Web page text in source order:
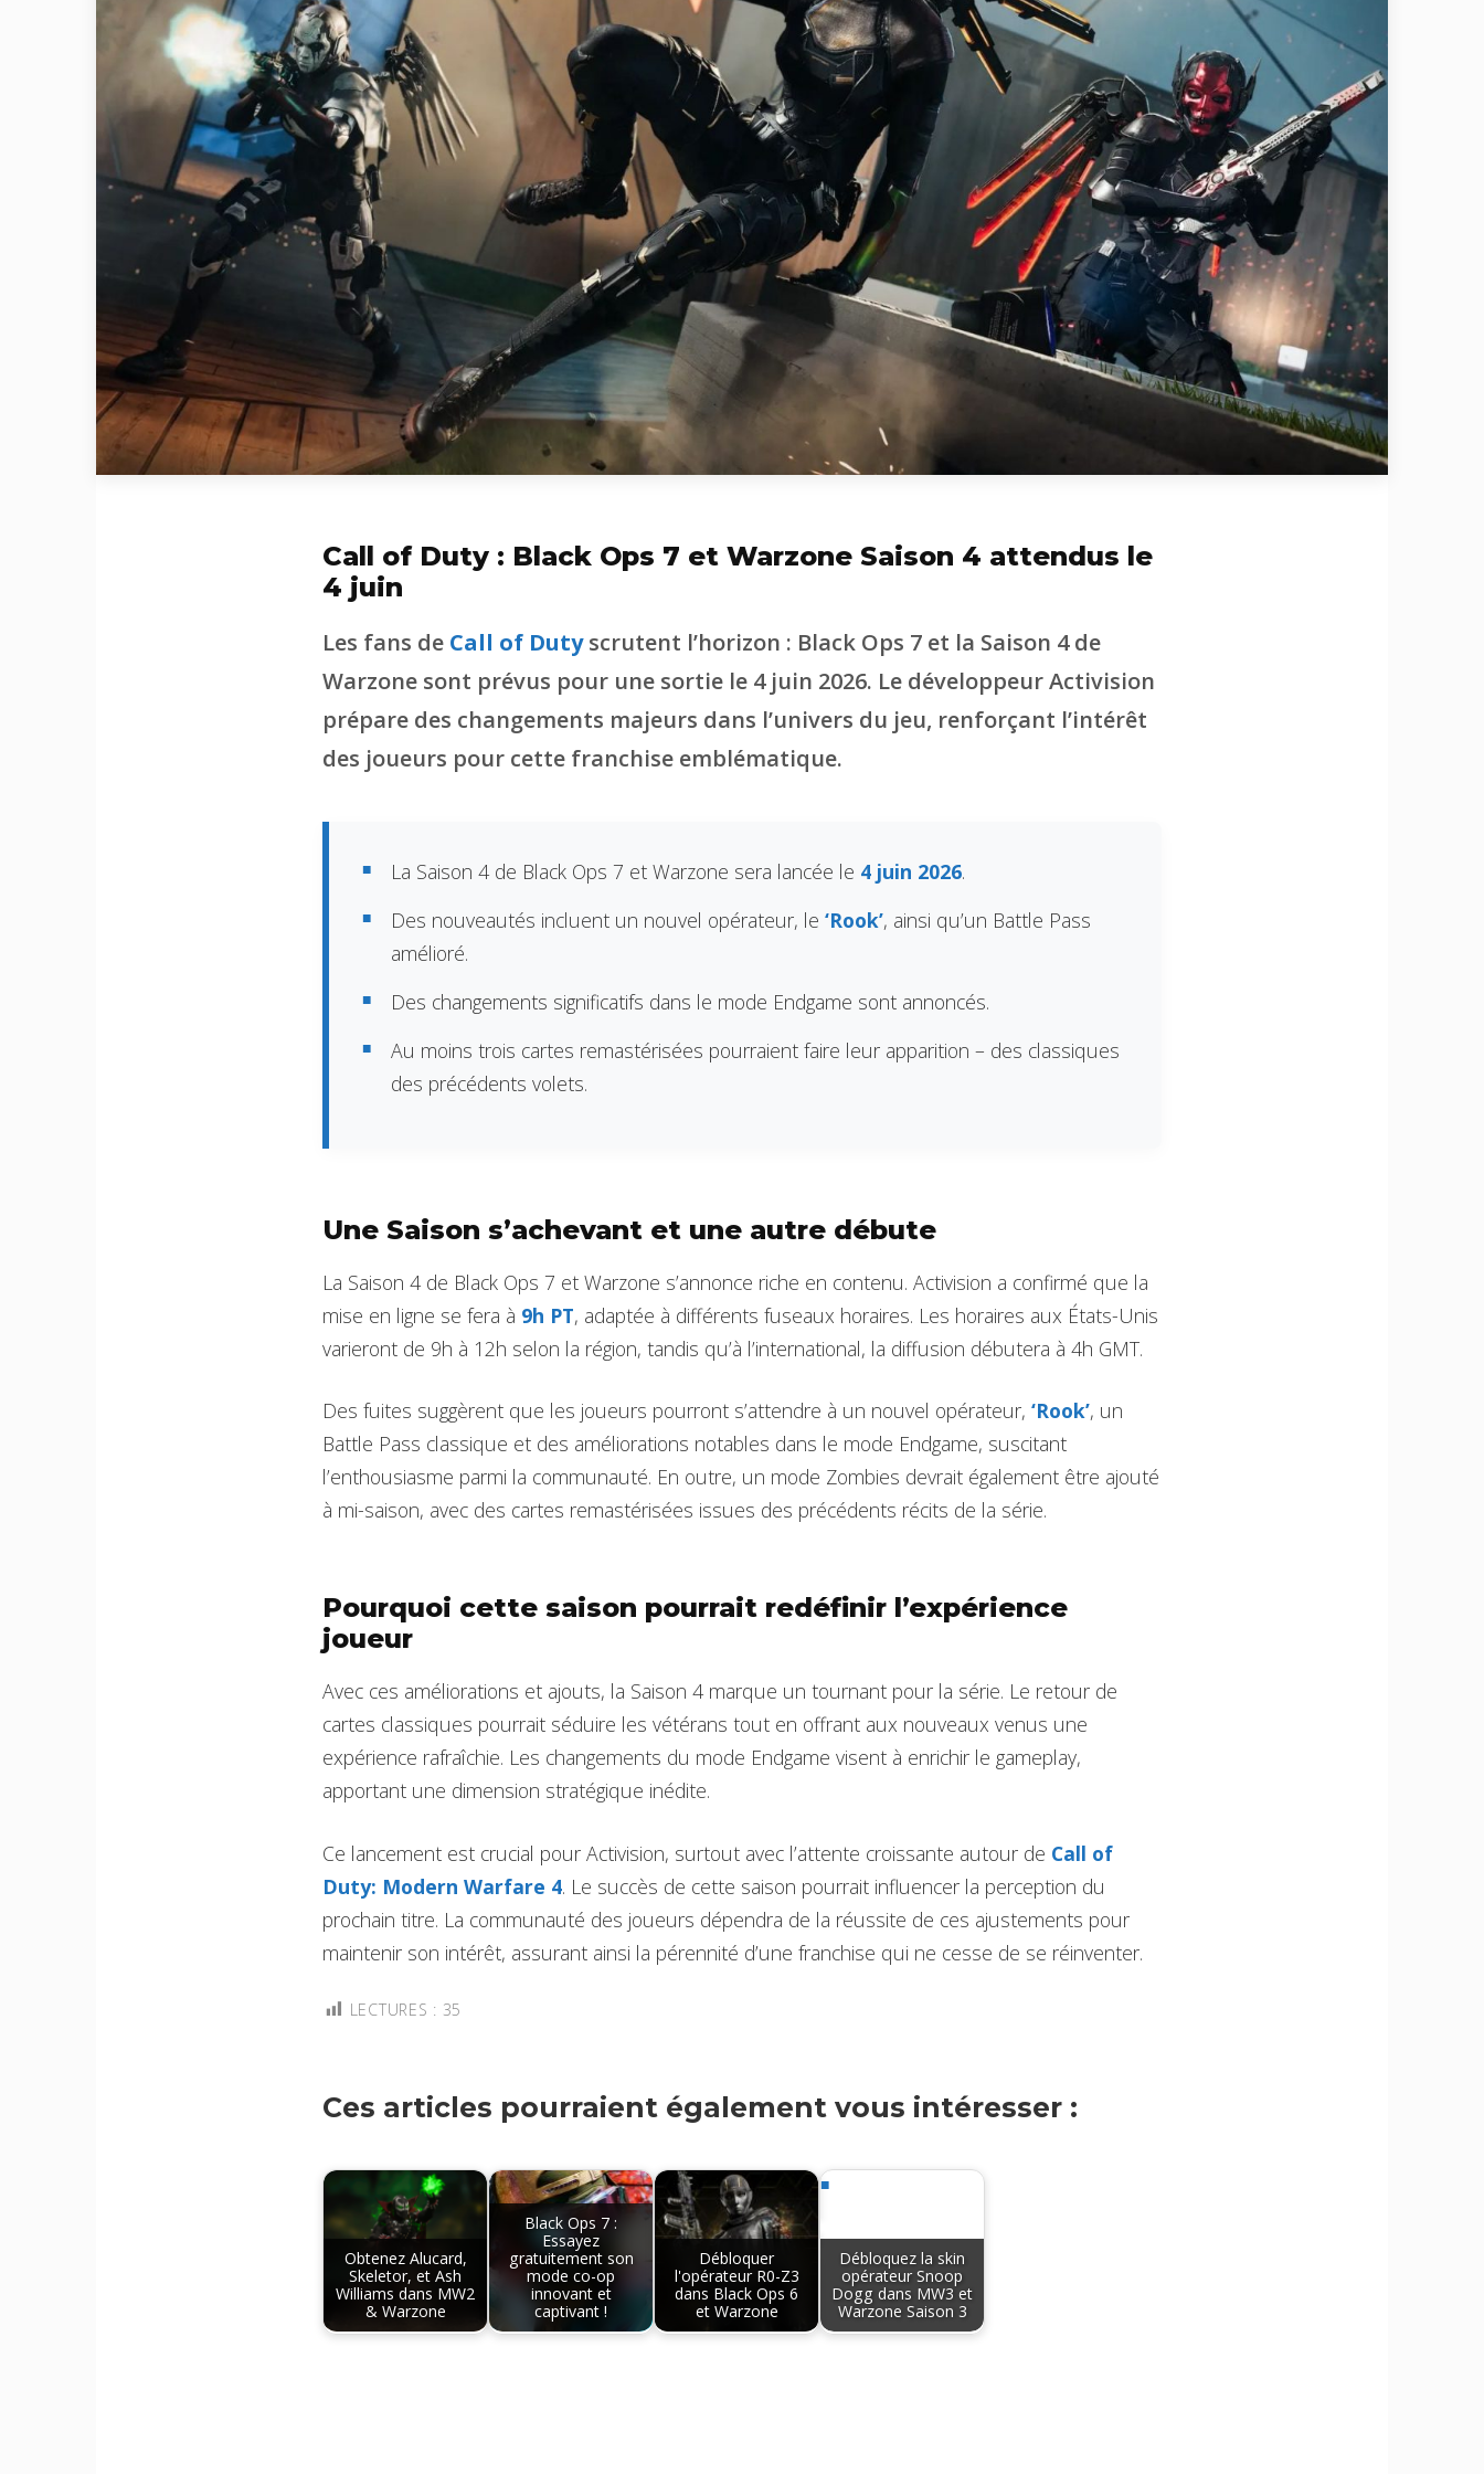
Call of Duty : Black Ops 7 et Warzone Saison 4 attendus le
4 juin
Les fans de Call of Dutyscrutent l’horizon : Black Ops 7 et la Saison 4 de
Warzone sont prévus pour une sortie le 4 juin 2026. Le développeur Activision
prépare des changements majeurs dans l’univers du jeu, renforçant l’intérêt
des joueurs pour cette franchise emblématique.
La Saison 4 de Black Ops 7 et Warzone sera lancée le 4 juin 2026.
Des nouveautés incluent un nouvel opérateur, le‘Rook’, ainsi qu’un Battle Pass
amélioré.
Des changements significatifs dans le mode Endgame sont annoncés.
Au moins trois cartes remastérisées pourraient faire leur apparition – des classiques
des précédents volets.
Une Saison s’achevant et une autre débute
La Saison 4 de Black Ops 7 et Warzone s’annonce riche en contenu. Activision a confirmé que la
mise en ligne se fera à 9h PT, adaptée à différents fuseaux horaires. Les horaires aux États-Unis
varieront de 9h à 12h selon la région, tandis qu’à l’international, la diffusion débutera à 4h GMT.
Des fuites suggèrent que les joueurs pourront s’attendre à un nouvel opérateur, ‘Rook’, un
Battle Pass classique et des améliorations notables dans le mode Endgame, suscitant
l’enthousiasme parmi la communauté. En outre, un mode Zombies devrait également être ajouté
à mi-saison, avec des cartes remastérisées issues des précédents récits de la série.
Pourquoi cette saison pourrait redéfinir l’expérience
joueur
Avec ces améliorations et ajouts, la Saison 4 marque un tournant pour la série. Le retour de
cartes classiques pourrait séduire les vétérans tout en offrant aux nouveaux venus une
expérience rafraîchie. Les changements du mode Endgame visent à enrichir le gameplay,
apportant une dimension stratégique inédite.
Ce lancement est crucial pour Activision, surtout avec l’attente croissante autour de Call of
Duty: Modern Warfare 4. Le succès de cette saison pourrait influencer la perception du
prochain titre. La communauté des joueurs dépendra de la réussite de ces ajustements pour
maintenir son intérêt, assurant ainsi la pérennité d’une franchise qui ne cesse de se réinventer.
LECTURES : 35
Ces articles pourraient également vous intéresser :
Obtenez Alucard,
Skeletor, et Ash
Williams dans MW2
& Warzone
Black Ops 7 :
Essayez
gratuitement son
mode co-op
innovant et
captivant !
Débloquer
l'opérateur R0-Z3
dans Black Ops 6
et Warzone
Débloquez la skin
opérateur Snoop
Dogg dans MW3 et
Warzone Saison 3